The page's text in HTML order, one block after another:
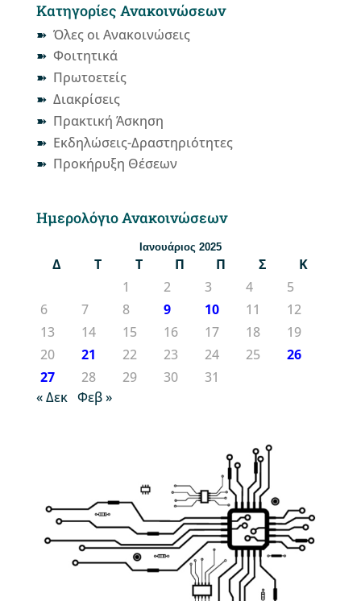
Κατηγορίες Ανακοινώσεων
Όλες οι Ανακοινώσεις
Φοιτητικά
Πρωτοετείς
Διακρίσεις
Πρακτική Άσκηση
Εκδηλώσεις-Δραστηριότητες
Προκήρυξη Θέσεων
Ημερολόγιο Ανακοινώσεων
Ιανουάριος 2025
Δ Τ Τ Π Π Σ
Κ
1
2 3 4
5
6
7 8 9 10 11
12
13
14 15 16 17 18
19
20
21 22 23 24 25
26
27
28 29 30
31
« Δεκ Φεβ »